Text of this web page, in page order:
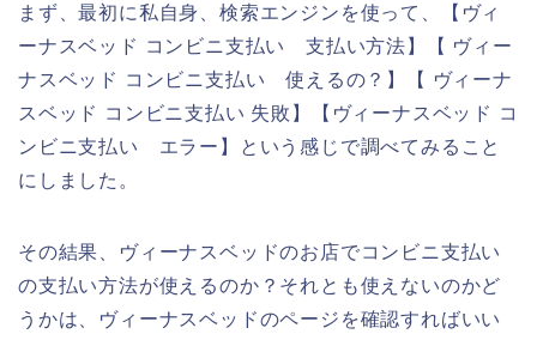
まず、最初に私自身、検索エンジンを使って、【ヴィ
ーナスベッド コンビニ支払い 支払い方法】【 ヴィー
ナスベッド コンビニ支払い 使えるの？】【 ヴィーナ
スベッド コンビニ支払い 失敗】【ヴィーナスベッド コ
ンビニ支払い エラー】という感じで調べてみること
にしました。
その結果、ヴィーナスベッドのお店でコンビニ支払い
の支払い方法が使えるのか？それとも使えないのかど
うかは、ヴィーナスベッドのページを確認すればいい